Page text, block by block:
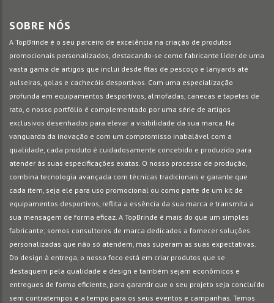
SOBRE NÓS
A TopBrinde é o seu parceiro de excelência na criação de produtos
promocionais personalizados, destacando-se como fabricante líder de uma
vasta gama de artigos que inclui desde fitas de pescoço e lanyards até
pulseiras, golas e cachecóis desportivos. Com uma especialização
profunda em equipamentos desportivos, almofadas, canecas e tapetes de
rato, o nosso portfólio é complementado por uma série de artigos
exclusivos desenhados para elevar a visibilidade da sua marca. Na
vanguarda da inovação e com um compromisso inabalável com a
qualidade, cada produto é cuidadosamente concebido e produzido para
atender às suas especificações exatas. O nosso processo de produção,
combina tecnologia avançada com técnicas tradicionais e garante que
cada item, seja ele para uso promocional ou como parte de um kit de
equipamentos desportivos, reflita a essência da sua marca e transmita a
sua mensagem de forma eficaz. A TopBrinde é mais do que um simples
fabricante; somos consultores de marca dedicados a fornecer soluções
personalizadas que não só atendem, mas superam as suas expectativas.
Do design à entrega, o nosso foco está em criar produtos que se
destaquem pela qualidade e design e também sejam econômicos e
entregues de forma eficiente, para garantir que o seu projeto seja concluído
sem contratempos e a tempo para os seus eventos e campanhas. Temos